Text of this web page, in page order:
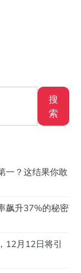
搜
索
一？这结果你敢
飙升37%的秘密
12月12日将引